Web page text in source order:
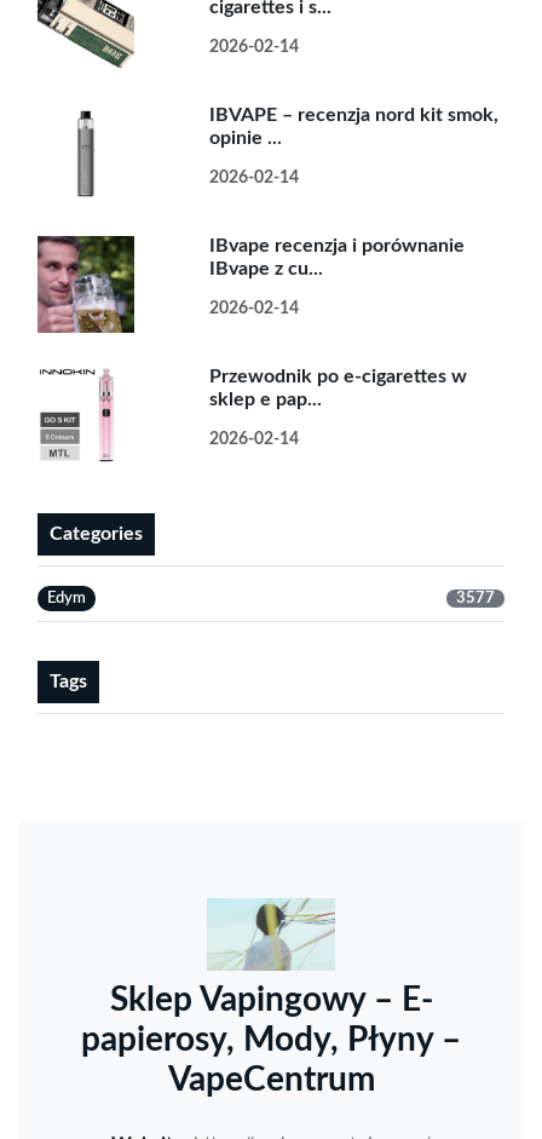
cigarettes i s...
2026-02-14
IBVAPE – recenzja nord kit smok,
opinie ...
2026-02-14
IBvape recenzja i porównanie
IBvape z cu...
2026-02-14
Przewodnik po e-cigarettes w
sklep e pap...
2026-02-14
Categories
Edym 3577
Tags
Sklep Vapingowy – E-
papierosy, Mody, Płyny –
VapeCentrum